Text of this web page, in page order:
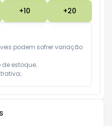
+10 +20
podem sofrer variação
estoque;